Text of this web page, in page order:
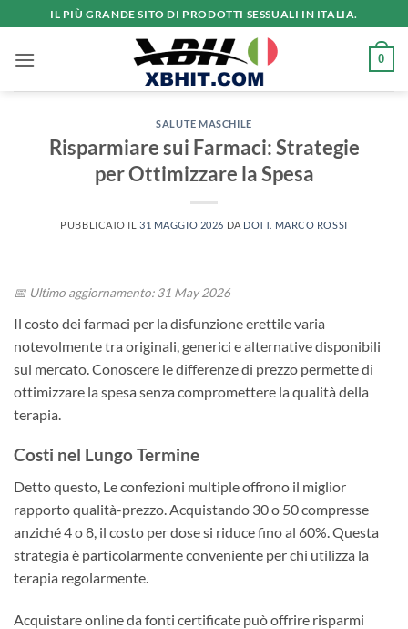
ai
contenuti
IL PIÙ GRANDE SITO DI PRODOTTI SESSUALI IN ITALIA.
0
SALUTE MASCHILE
Risparmiare sui Farmaci: Strategie
per Ottimizzare la Spesa
PUBBLICATO IL 31 MAGGIO 2026 DA DOTT. MARCO ROSSI
📅 Ultimo aggiornamento: 31 May 2026
Il costo dei farmaci per la disfunzione erettile varia
notevolmente tra originali, generici e alternative disponibili
sul mercato. Conoscere le differenze di prezzo permette di
ottimizzare la spesa senza compromettere la qualità della
terapia.
Costi nel Lungo Termine
Detto questo, Le confezioni multiple offrono il miglior
rapporto qualità-prezzo. Acquistando 30 o 50 compresse
anziché 4 o 8, il costo per dose si riduce fino al 60%. Questa
strategia è particolarmente conveniente per chi utilizza la
terapia regolarmente.
Acquistare online da fonti certificate può offrire risparmi